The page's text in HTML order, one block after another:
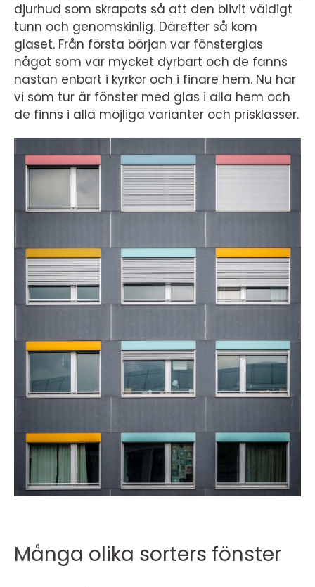
djurhud som skrapats så att den blivit väldigt
tunn och genomskinlig. Därefter så kom
glaset. Från första början var fönsterglas
något som var mycket dyrbart och de fanns
nästan enbart i kyrkor och i finare hem. Nu har
vi som tur är fönster med glas i alla hem och
de finns i alla möjliga varianter och prisklasser.
Många olika sorters fönster